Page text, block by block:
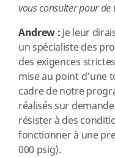
vous consulter pour de
Andrew :Je leur
un spécialiste des
des exigences
mise au point d’une
cadre de notre
réalisés sur
résister à des
fonctionner à une
000 psig).